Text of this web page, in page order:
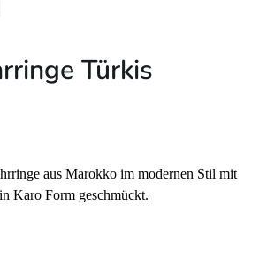
Türkis
aus Marokko im modernen Stil mit
Karo Form geschmückt.